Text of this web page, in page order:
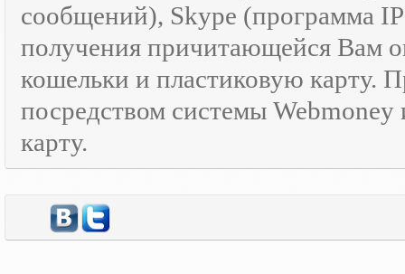
сообщений), Skype (программа
получения причитающейся Вам
кошельки и пластиковую карту.
посредством системы
карту.